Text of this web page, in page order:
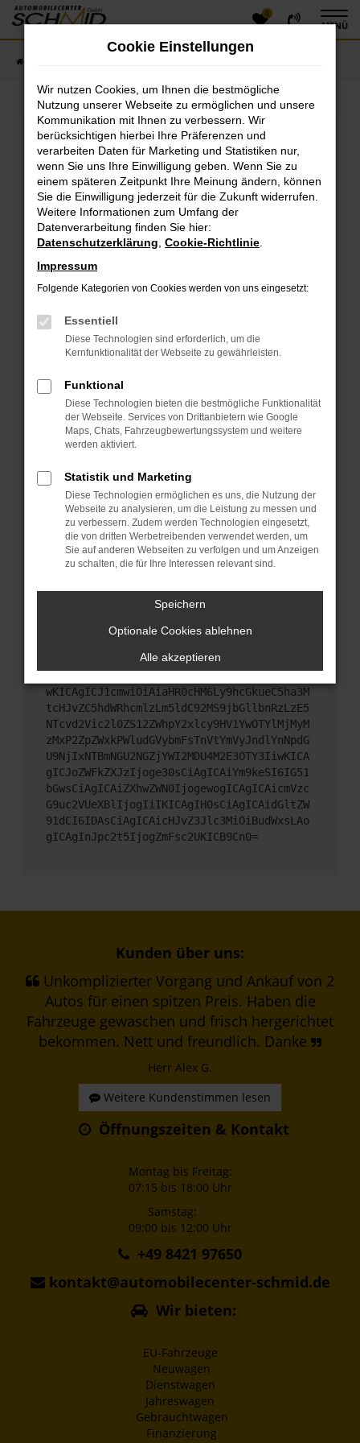
Zum
Hauptinhalt
0
MENÜ
Fehler: Network Error
Beim Laden ist ein Fehler aufgetreten.
Hier sind ein paar Tipps, die dir helfen können:
Überprüfe deine Firewall und deine
Internetverbindung.
Laden andere Webseiten, zum Beispiel deine
Suchmaschine?
Prüfe deine Browsererweiterungen.
das Laden bestimmter Seiten verhindern.
Funktioniert die Seite in einem anderen Browser
oder in einem privaten Fenster?
Das kann manchmal helfen, vorübergehende
Probleme zu beheben.
Stelle sicher, dass dein Browser und dein
Betriebssystem auf dem neuesten Stand sind.
Sicherheitsrisiko, sondern kann auch dazu führen,
dass bestimmte Funktionen nicht mehr
unterstützt werden.
Wende dich an den Webseitenbetreiber.
Wenn du alle oben genannten Schritte versucht
hast, kontaktiere uns bitte. Wir werden versuchen,
das Problem zu beheben. Du kannst uns diesen
Text schicken, um uns bei der Fehlersuche zu
unterstützen:
ewogICJuYW1lIjogIk5ldHdvcmtFcnJvciIsCiAgI
mNvbmZpZyI6IHsKICAgICJtZXRob2QiOiAiR0VUIi
wKICAgICJ1cmwiOiAiaHR0cHM6Ly9hcGkueC5ha3M
tcHJvZC5hdWRhcmlzLm5ldC92MS9jbGllbnRzLzE5
NTcvd2Vic2l0ZS12ZWhpY2xlcy9HV1YwOTYlMjMyM
zMxP2ZpZWxkPWludGVybmFsTnVtYmVyJndlYnNpdG
U9NjIxNTBmNGU2NGZjYWI2MDU4M2E3OTY3IiwKICA
gICJoZWFkZXJzIjoge30sCiAgICAiYm9keSI6IG51
bGwsCiAgICAiZXhwZWN0IjogewogICAgICAicmVzc
G9uc2VUeXBlIjogIiIKICAgIH0sCiAgICAidGltZW
91dCI6IDAsCiAgICAicHJvZ3Jlc3MiOiBudWxsLAo
gICAgInJpc2t5IjogZmFsc2UKICB9Cn0=
Kunden über uns:
Unkomplizierter Vorgang und Ankauf von 2
Autos für einen spitzen Preis. Haben die
Fahrzeuge gewaschen und frisch hergerichtet
bekommen. Nett und freundlich. Danke
Herr Alex G.
Weitere Kundenstimmen lesen
Öffnungszeiten & Kontakt
Montag bis Freitag:
07:15 bis 18:00 Uhr
Samstag:
09:00 bis 12:00 Uhr
+49 8421 97650
kontakt@automobilecenter-schmid.de
Wir bieten:
EU-Fahrzeuge
Neuwagen
Dienstwagen
Jahreswagen
Gebrauchtwagen
Finanzierung
Cookie Einstellungen
Wir nutzen Cookies, um Ihnen die bestmögliche
Nutzung unserer Webseite zu ermöglichen und unsere
Kommunikation mit Ihnen zu verbessern. Wir
berücksichtigen hierbei Ihre Präferenzen und
verarbeiten Daten für Marketing und Statistiken nur,
wenn Sie uns Ihre Einwilligung geben. Wenn Sie zu
einem späteren Zeitpunkt Ihre Meinung ändern, können
Sie die Einwilligung jederzeit für die Zukunft widerrufen.
Weitere Informationen zum Umfang der
Datenverarbeitung finden Sie hier:
Datenschutzerklärung Cookie-Richtlinie
Impressum
Folgende Kategorien von Cookies werden von uns eingesetzt:
Essentiell
Diese Technologien sind erforderlich, um die
Kernfunktionalität der Webseite zu gewährleisten.
Funktional
Diese Technologien bieten die bestmögliche Funktionalität
der Webseite. Services von Drittanbietern wie Google
Maps, Chats, Fahrzeugbewertungssystem und weitere
werden aktiviert.
Statistik und Marketing
Diese Technologien ermöglichen es uns, die Nutzung der
Webseite zu analysieren, um die Leistung zu messen und
zu verbessern. Zudem werden Technologien eingesetzt,
die von dritten Werbetreibenden verwendet werden, um
Sie auf anderen Webseiten zu verfolgen und um Anzeigen
zu schalten, die für Ihre Interessen relevant sind.
Speichern
Optionale Cookies ablehnen
Alle akzeptieren